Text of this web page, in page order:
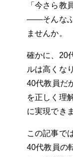
「今さら教
――そんなふ
ませんか。
確かに、20
ルは高くな
40代教員だ
を正しく理
に実現でき
この記事で
40代教員の